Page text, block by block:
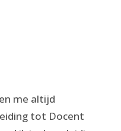
me altijd
tot Docent